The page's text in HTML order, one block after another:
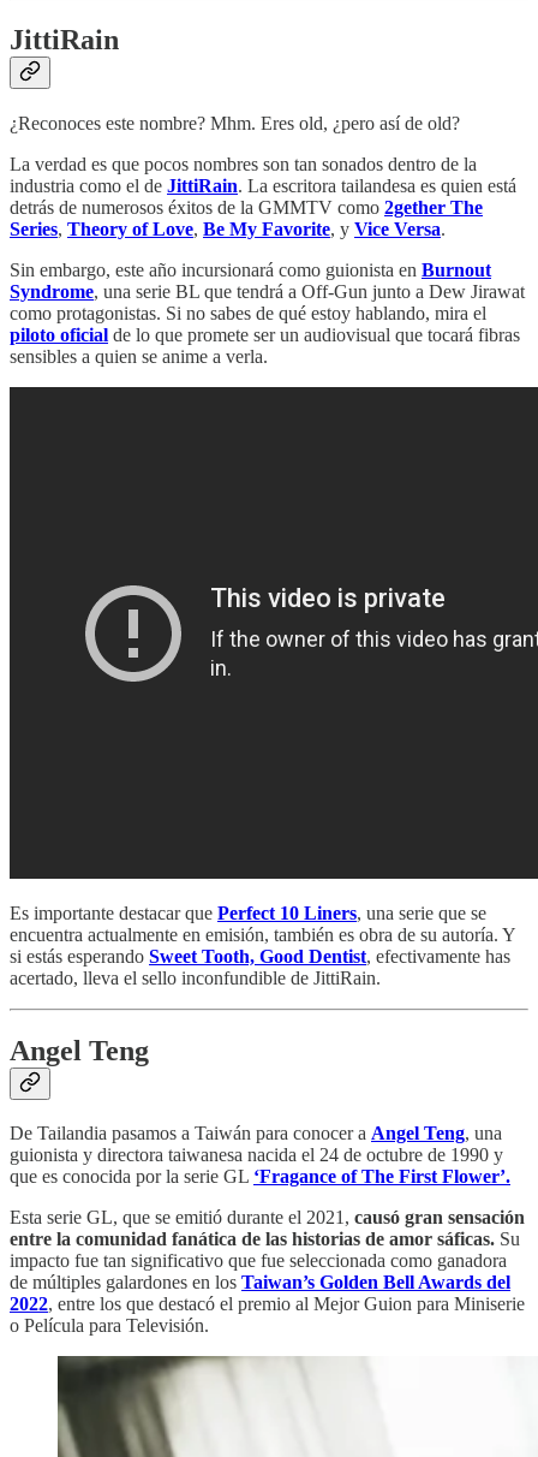
JittiRain
¿Reconoces este nombre? Mhm. Eres old, ¿pero así de old?
La verdad es que pocos nombres son tan sonados dentro de la
industria como el de JittiRain. La escritora tailandesa es quien está
detrás de numerosos éxitos de la GMMTV como 2gether The
Series, Theory of Love, Be My Favorite, y Vice Versa.
Sin embargo, este año incursionará como guionista en Burnout
Syndrome, una serie BL que tendrá a Off-Gun junto a Dew Jirawat
como protagonistas. Si no sabes de qué estoy hablando, mira el
piloto oficial de lo que promete ser un audiovisual que tocará fibras
sensibles a quien se anime a verla.
Es importante destacar que Perfect 10 Liners, una serie que se
encuentra actualmente en emisión, también es obra de su autoría. Y
si estás esperando Sweet Tooth, Good Dentist, efectivamente has
acertado, lleva el sello inconfundible de JittiRain.
Angel Teng
De Tailandia pasamos a Taiwán para conocer a Angel Teng, una
guionista y directora taiwanesa nacida el 24 de octubre de 1990 y
que es conocida por la serie GL ‘Fragance of The First Flower’.
Esta serie GL, que se emitió durante el 2021, causó gran sensación
entre la comunidad fanática de las historias de amor sáficas. Su
impacto fue tan significativo que fue seleccionada como ganadora
de múltiples galardones en los Taiwan’s Golden Bell Awards del
2022, entre los que destacó el premio al Mejor Guion para Miniserie
o Película para Televisión.